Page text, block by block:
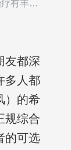
有丰富
患者的
友都深
多人都
）的希
规综合
的可选